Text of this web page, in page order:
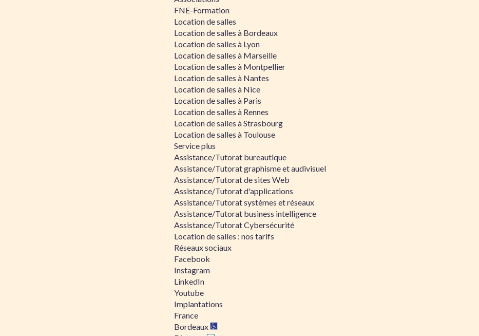
FNE-Formation
Location de salles
Location de salles à Bordeaux
Location de salles à Lyon
Location de salles à Marseille
Location de salles à Montpellier
Location de salles à Nantes
Location de salles à Nice
Location de salles à Paris
Location de salles à Rennes
Location de salles à Strasbourg
Location de salles à Toulouse
Service plus
Assistance/Tutorat bureautique
Assistance/Tutorat graphisme et audivisuel
Assistance/Tutorat de sites Web
Assistance/Tutorat d'applications
Assistance/Tutorat systèmes et réseaux
Assistance/Tutorat business intelligence
Assistance/Tutorat Cybersécurité
Location de salles : nos tarifs
Réseaux sociaux
Facebook
Instagram
LinkedIn
Youtube
Implantations
France
Bordeaux